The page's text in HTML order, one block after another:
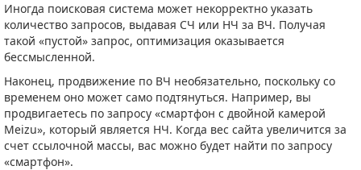
Иногда поисковая система может некорректно указать
количество запросов, выдавая СЧ или НЧ за ВЧ. Получая
такой «пустой» запрос, оптимизация оказывается
бессмысленной.
Наконец, продвижение по ВЧ необязательно, поскольку со
временем оно может само подтянуться. Например, вы
продвигаетесь по запросу «смартфон с двойной камерой
Meizu», который является НЧ. Когда вес сайта увеличится за
счет ссылочной массы, вас можно будет найти по запросу
«смартфон».